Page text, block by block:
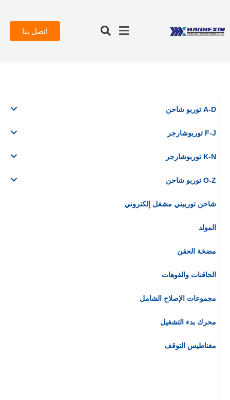
اتصل بنا
A-D توربو شاحن
F-J توربوشارجر
K-N توربوشارجر
O-Z توربو شاحن
شاحن توربيني مشغل إلكتروني
المولد
مضخة الحقن
الحاقنات والفوهات
مجموعات الإصلاح الشامل
محرك بدء التشغيل
مغناطيس التوقف